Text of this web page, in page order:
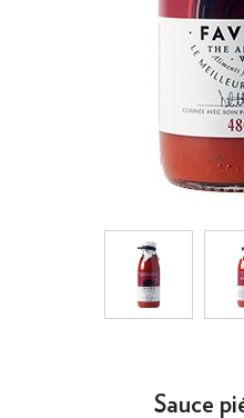
Sauce